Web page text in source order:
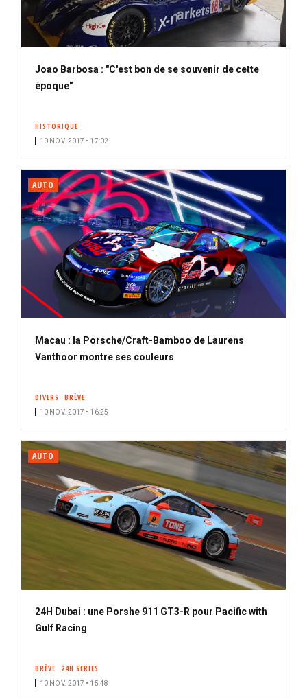
Joao Barbosa : "C'est bon de se souvenir de cette
époque"
HISTORIQUE
10 NOV. 2017 • 17:02
AUTO
Macau : la Porsche/Craft-Bamboo de Laurens
Vanthoor montre ses couleurs
DIVERS BRÈVE
10 NOV. 2017 • 16:25
AUTO
24H Dubai : une Porshe 911 GT3-R pour Pacific with
Gulf Racing
BRÈVE 24H SERIES
10 NOV. 2017 • 15:48